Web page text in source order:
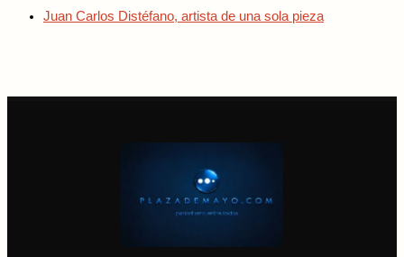
Juan Carlos Distéfano, artista de una sola pieza